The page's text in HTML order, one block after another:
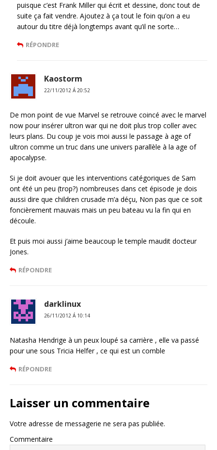
puisque c’est Frank Miller qui écrit et dessine, donc tout de
suite ça fait vendre. Ajoutez à ça tout le foin qu’on a eu
autour du titre déjà longtemps avant qu’il ne sorte…
RÉPONDRE
Kaostorm
22/11/2012 Á 20:52
De mon point de vue Marvel se retrouve coincé avec le marvel
now pour insérer ultron war qui ne doit plus trop coller avec
leurs plans. Du coup je vois moi aussi le passage à age of
ultron comme un truc dans une univers parallèle à la age of
apocalypse.
Si je doit avouer que les interventions catégoriques de Sam
ont été un peu (trop?) nombreuses dans cet épisode je dois
aussi dire que children crusade m’a déçu, Non pas que ce soit
foncièrement mauvais mais un peu bateau vu la fin qui en
découle.
Et puis moi aussi j’aime beaucoup le temple maudit docteur
Jones.
RÉPONDRE
darklinux
26/11/2012 Á 10:14
Natasha Hendrige à un peux loupé sa carrière , elle va passé
pour une sous Tricia Helfer , ce qui est un comble
RÉPONDRE
Laisser un commentaire
Votre adresse de messagerie ne sera pas publiée.
Commentaire